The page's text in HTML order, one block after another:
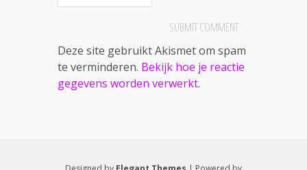
Deze site gebruikt Akismet om spam
te verminderen. Bekijk hoe je reactie
gegevens worden verwerkt.